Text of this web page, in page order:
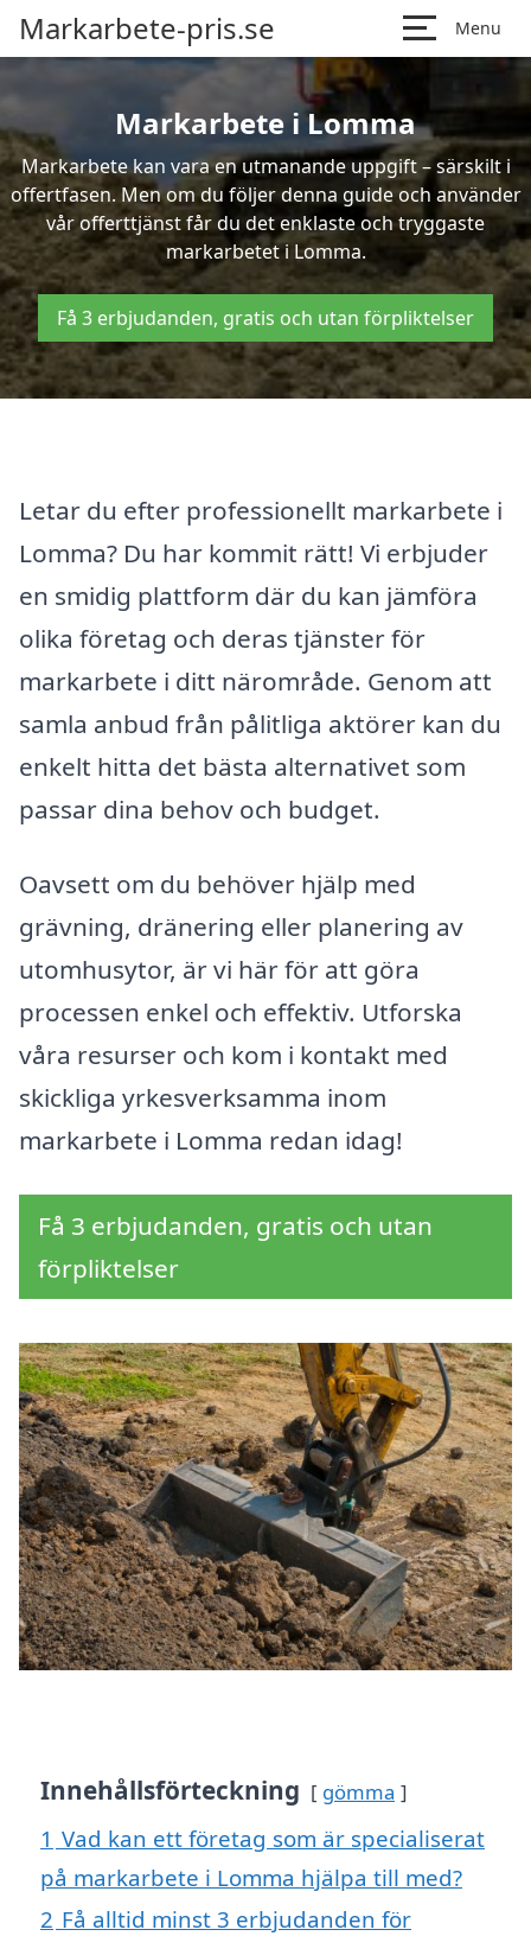
Markarbete-pris.se Menu
Markarbete i Lomma
Markarbete kan vara en utmanande uppgift – särskilt i
offertfasen. Men om du följer denna guide och använder
vår offerttjänst får du det enklaste och tryggaste
markarbetet i Lomma.
Få 3 erbjudanden, gratis och utan förpliktelser
Letar du efter professionellt markarbete i
Lomma? Du har kommit rätt! Vi erbjuder
en smidig plattform där du kan jämföra
olika företag och deras tjänster för
markarbete i ditt närområde. Genom att
samla anbud från pålitliga aktörer kan du
enkelt hitta det bästa alternativet som
passar dina behov och budget.
Oavsett om du behöver hjälp med
grävning, dränering eller planering av
utomhusytor, är vi här för att göra
processen enkel och effektiv. Utforska
våra resurser och kom i kontakt med
skickliga yrkesverksamma inom
markarbete i Lomma redan idag!
Få 3 erbjudanden, gratis och utan
förpliktelser
Innehållsförteckning gömma
1 Vad kan ett företag som är specialiserat
på markarbete i Lomma hjälpa till med?
2 Få alltid minst 3 erbjudanden för